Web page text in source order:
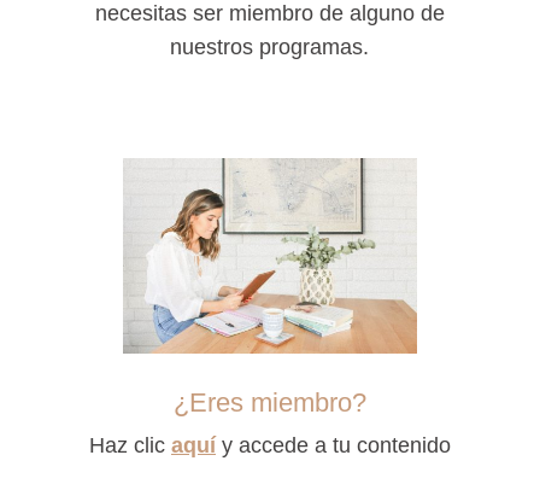
necesitas ser miembro de alguno de
nuestros programas.
¿Eres miembro?
Haz clic aquíy accede a tu contenido